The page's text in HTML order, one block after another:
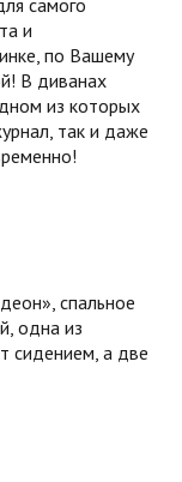
и
по Вашему
В диванах
из которых
так и даже
спальное
одна из
сидением, а две